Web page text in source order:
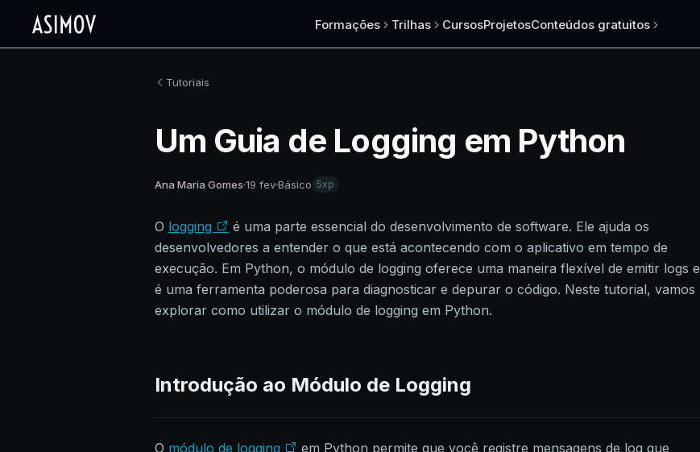
Formações Trilhas CursosProjetosConteúdos gratuitos
Tutoriais
Um Guia de Logging em Python
Ana Maria Gomes 19 fevBásico 5xp
O logging
é uma parte essencial do desenvolvimento de software. Ele ajuda os
desenvolvedores a entender o que está acontecendo com o aplicativo em tempo de
execução. Em Python, o módulo de logging oferece uma maneira flexível de emitir logs e
é uma ferramenta poderosa para diagnosticar e depurar o código. Neste tutorial, vamos
explorar como utilizar o módulo de logging em Python.
Introdução ao Módulo de Logging
O módulo de logging
em Python permite que você registre mensagens de log que